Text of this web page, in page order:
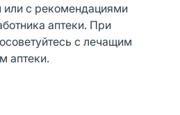
с рекомендациями
аптеки. При
с лечащим
аптеки.